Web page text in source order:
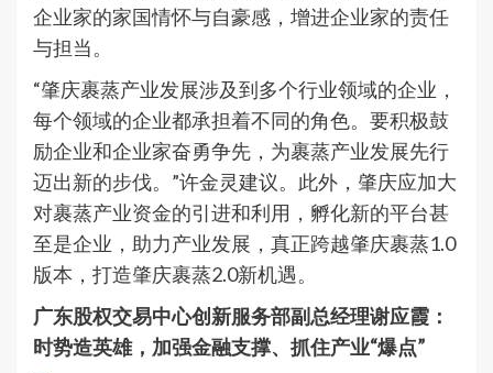
企业家的家国情怀与自豪感，增进企业家的责任
与担当。
“肇庆裹蒸产业发展涉及到多个行业领域的企业，
每个领域的企业都承担着不同的角色。要积极鼓
励企业和企业家奋勇争先，为裹蒸产业发展先行
迈出新的步伐。”许金灵建议。此外，肇庆应加大
对裹蒸产业资金的引进和利用，孵化新的平台甚
至是企业，助力产业发展，真正跨越肇庆裹蒸1.0
版本，打造肇庆裹蒸2.0新机遇。
广东股权交易中心创新服务部副总经理谢应霞：
时势造英雄，加强金融支撑、抓住产业“爆点”